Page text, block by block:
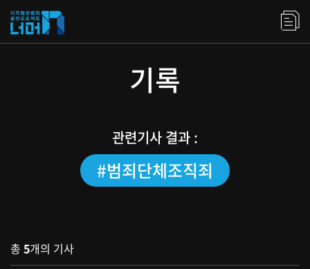
기록
관련기사 결과 :
#범죄단체조직죄
총 5개의 기사